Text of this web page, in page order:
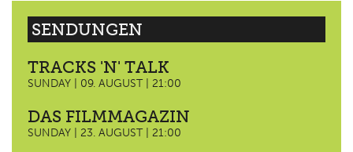
SENDUNGEN
TRACKS 'N' TALK
SUNDAY | 09. AUGUST | 21:00
DAS FILMMAGAZIN
SUNDAY | 23. AUGUST | 21:00